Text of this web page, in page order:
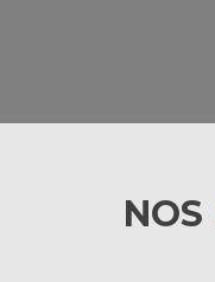
NOS